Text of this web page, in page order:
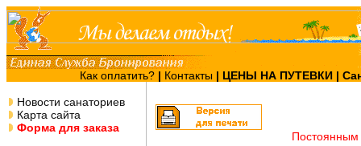
Как оплатить? | Контакты | ЦЕНЫ НА ПУТЕВКИ|
Новости санаториев
Карта сайта
Форма для заказа
Постоянным